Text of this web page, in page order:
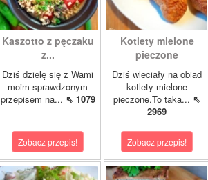
Kaszotto z pęczaku
z...
Dziś dzielę się z Wami
moim sprawdzonym
przepisem na... ⇖ 1079
Zobacz przepis!
Kotlety mielone
pieczone
Dziś wleciały na obiad
kotlety mielone
pieczone.To taka... ⇖
2969
Zobacz przepis!